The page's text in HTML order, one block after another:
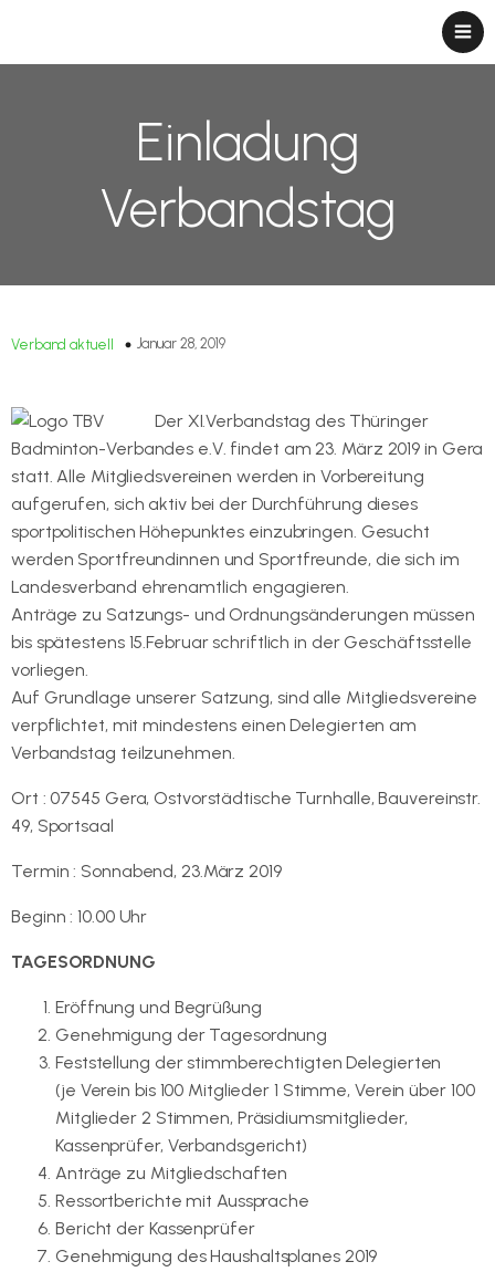
Einladung
Verbandstag
Verband aktuell Januar 28, 2019
Der XI.Verbandstag des Thüringer
Badminton-Verbandes e.V. findet am 23. März 2019 in Gera
statt. Alle Mitgliedsvereinen werden in Vorbereitung
aufgerufen, sich aktiv bei der Durchführung dieses
sportpolitischen Höhepunktes einzubringen. Gesucht
werden Sportfreundinnen und Sportfreunde, die sich im
Landesverband ehrenamtlich engagieren.
Anträge zu Satzungs- und Ordnungsänderungen müssen
bis spätestens 15.Februar schriftlich in der Geschäftsstelle
vorliegen.
Auf Grundlage unserer Satzung, sind alle Mitgliedsvereine
verpflichtet, mit mindestens einen Delegierten am
Verbandstag teilzunehmen.
Ort : 07545 Gera, Ostvorstädtische Turnhalle, Bauvereinstr.
49, Sportsaal
Termin : Sonnabend, 23.März 2019
Beginn : 10.00 Uhr
TAGESORDNUNG
Eröffnung und Begrüßung
Genehmigung der Tagesordnung
Feststellung der stimmberechtigten Delegierten
(je Verein bis 100 Mitglieder 1 Stimme, Verein über 100
Mitglieder 2 Stimmen, Präsidiumsmitglieder,
Kassenprüfer, Verbandsgericht)
Anträge zu Mitgliedschaften
Ressortberichte mit Aussprache
Bericht der Kassenprüfer
Genehmigung des Haushaltsplanes 2019